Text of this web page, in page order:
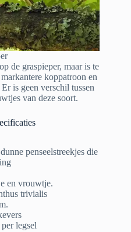
de graspieper, maar is te
koppatroon en
is geen verschil tussen
van deze soort.
penseelstreekjes die
en vrouwtje.
trivialis
legsel